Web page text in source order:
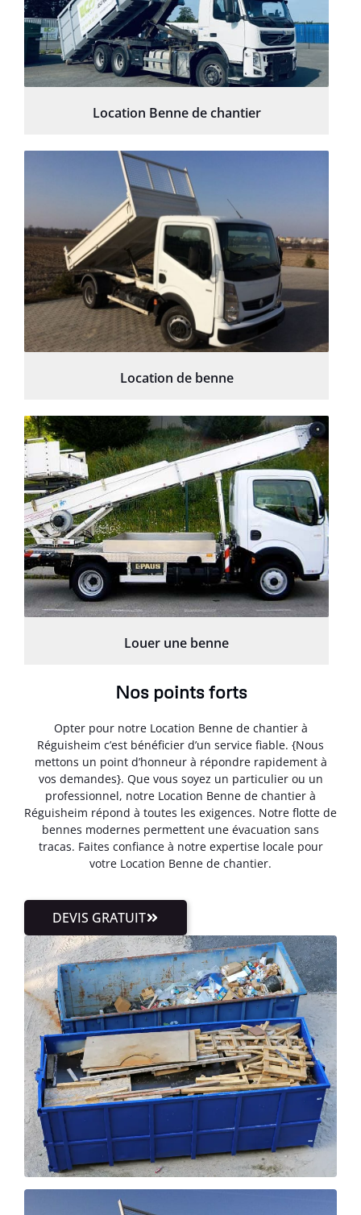
Location Benne de chantier
Location de benne
Louer une benne
Nos points forts
Opter pour notre Location Benne de chantier à
Réguisheim c’est bénéficier d’un service fiable. {Nous
mettons un point d’honneur à répondre rapidement à
vos demandes}. Que vous soyez un particulier ou un
professionnel, notre Location Benne de chantier à
Réguisheim répond à toutes les exigences. Notre flotte de
bennes modernes permettent une évacuation sans
tracas. Faites confiance à notre expertise locale pour
votre Location Benne de chantier.
DEVIS GRATUIT